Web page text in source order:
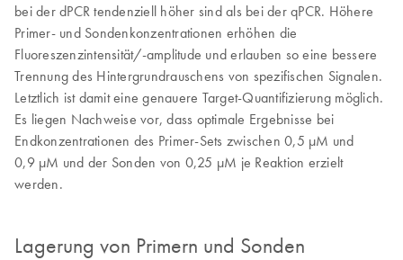
bei der dPCR tendenziell höher sind als bei der qPCR. Höhere
Primer- und Sondenkonzentrationen erhöhen die
Fluoreszenzintensität/-amplitude und erlauben so eine bessere
Trennung des Hintergrundrauschens von spezifischen Signalen.
Letztlich ist damit eine genauere Target-Quantifizierung möglich.
Es liegen Nachweise vor, dass optimale Ergebnisse bei
Endkonzentrationen des Primer-Sets zwischen 0,5 µM und
0,9 µM und der Sonden von 0,25 µM je Reaktion erzielt
werden.
Lagerung von Primern und Sonden